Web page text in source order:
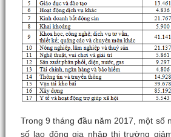
Trong 9 tháng đầu năm 2017, một số
số lao động gia nhập thị trường